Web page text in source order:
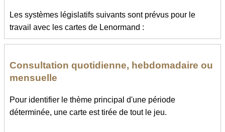
Les systèmes législatifs suivants sont prévus pour le
travail avec les cartes de Lenormand :
Consultation quotidienne, hebdomadaire ou
mensuelle
Pour identifier le thème principal d'une période
déterminée, une carte est tirée de tout le jeu.